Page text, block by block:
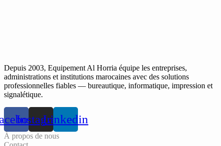
Depuis 2003, Equipement Al Horria équipe les entreprises,
administrations et institutions marocaines avec des solutions
professionnelles fiables — bureautique, informatique, impression et
signalétique.
InstagramLinkedin
À propos de nous